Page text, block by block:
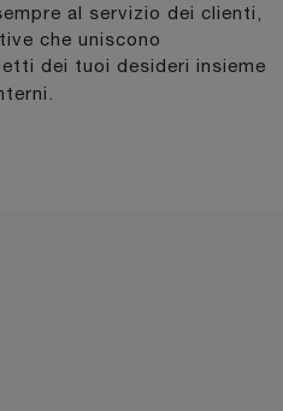
al servizio dei clienti,
che uniscono
dei tuoi desideri insieme